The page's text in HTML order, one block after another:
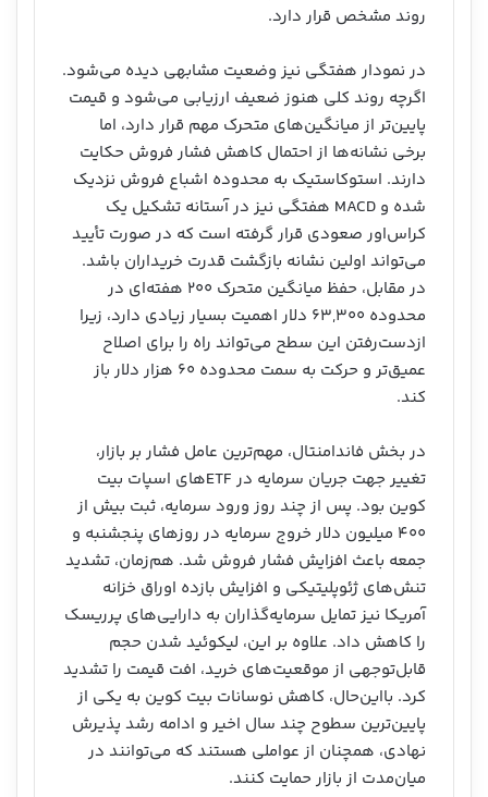
روند مشخص قرار دارد.
در نمودار هفتگی نیز وضعیت مشابهی دیده می‌شود.
اگرچه روند کلی هنوز ضعیف ارزیابی می‌شود و قیمت
پایین‌تر از میانگین‌های متحرک مهم قرار دارد، اما
برخی نشانه‌ها از احتمال کاهش فشار فروش حکایت
دارند. استوکاستیک به محدوده اشباع فروش نزدیک
شده و MACD هفتگی نیز در آستانه تشکیل یک
کراس‌اور صعودی قرار گرفته است که در صورت تأیید
می‌تواند اولین نشانه بازگشت قدرت خریداران باشد.
در مقابل، حفظ میانگین متحرک ۲۰۰ هفته‌ای در
محدوده ۶۳,۳۰۰ دلار اهمیت بسیار زیادی دارد، زیرا
ازدست‌رفتن این سطح می‌تواند راه را برای اصلاح
عمیق‌تر و حرکت به سمت محدوده ۶۰ هزار دلار باز
کند.
در بخش فاندامنتال، مهم‌ترین عامل فشار بر بازار،
تغییر جهت جریان سرمایه در ETFهای اسپات بیت
کوین بود. پس از چند روز ورود سرمایه، ثبت بیش از
۴۰۰ میلیون دلار خروج سرمایه در روزهای پنجشنبه و
جمعه باعث افزایش فشار فروش شد. هم‌زمان، تشدید
تنش‌های ژئوپلیتیکی و افزایش بازده اوراق خزانه
آمریکا نیز تمایل سرمایه‌گذاران به دارایی‌های پرریسک
را کاهش داد. علاوه بر این، لیکوئید شدن حجم
قابل‌توجهی از موقعیت‌های خرید، افت قیمت را تشدید
کرد. بااین‌حال، کاهش نوسانات بیت کوین به یکی از
پایین‌ترین سطوح چند سال اخیر و ادامه رشد پذیرش
نهادی، همچنان از عواملی هستند که می‌توانند در
میان‌مدت از بازار حمایت کنند.